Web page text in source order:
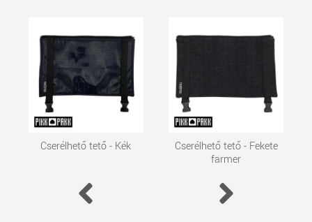
Cserélhető tető - Kék
Cserélhető tető - Fekete
farmer